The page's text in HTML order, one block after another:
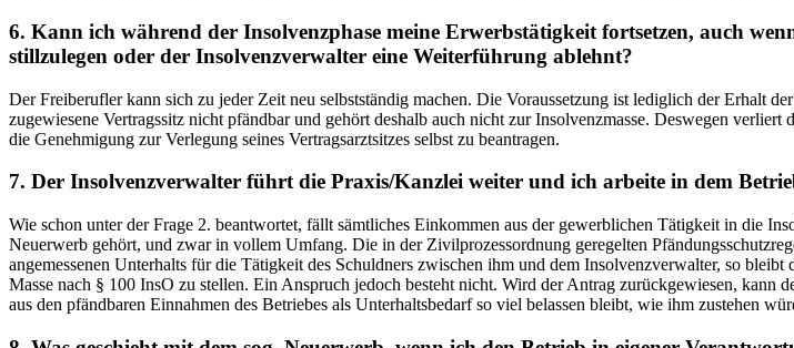
6. Kann ich während der Insolvenzphase meine Erwerbstätigkeit fortsetzen, auch
stillzulegen oder der Insolvenzverwalter eine Weiterführung ablehnt?
Der Freiberufler kann sich zu jeder Zeit neu selbstständig machen. Die Voraussetzung ist lediglich der Erhalt
zugewiesene Vertragssitz nicht pfändbar und gehört deshalb auch nicht zur Insolvenzmasse. Deswegen
die Genehmigung zur Verlegung seines Vertragsarztsitzes selbst zu beantragen.
7. Der Insolvenzverwalter führt die Praxis/Kanzlei weiter und ich arbeite in dem
Wie schon unter der Frage 2. beantwortet, fällt sämtliches Einkommen aus der gewerblichen Tätigkeit in die
Neuerwerb gehört, und zwar in vollem Umfang. Die in der Zivilprozessordnung geregelten
angemessenen Unterhalts für die Tätigkeit des Schuldners zwischen ihm und dem Insolvenzverwalter, so
Masse nach § 100 InsO zu stellen. Ein Anspruch jedoch besteht nicht. Wird der Antrag zurückgewiesen,
aus den pfändbaren Einnahmen des Betriebes als Unterhaltsbedarf so viel belassen bleibt, wie ihm zustehen